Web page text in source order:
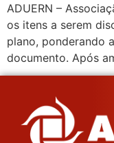
ADUERN –
os itens a serem
plano, ponderando
documento. Após